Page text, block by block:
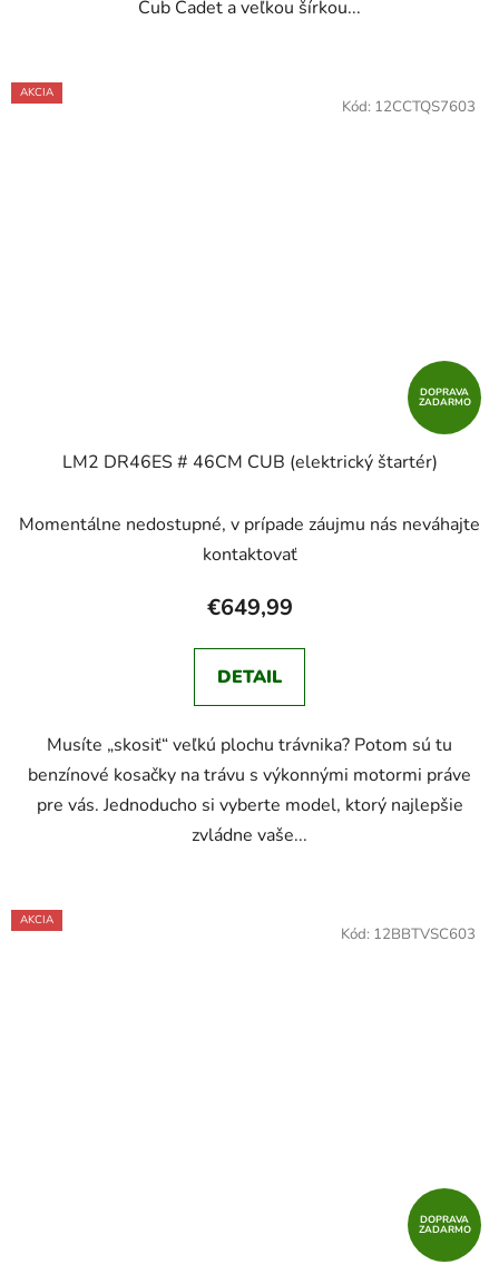
Cub Cadet a veľkou šírkou...
AKCIA
DOPRAVA
ZADARMO
LM2 DR46ES # 46CM CUB (elektrický štartér)
Momentálne nedostupné, v prípade záujmu nás neváhajte
kontaktovať
€649,99
DETAIL
Musíte „skosiť“ veľkú plochu trávnika? Potom sú tu
benzínové kosačky na trávu s výkonnými motormi práve
pre vás. Jednoducho si vyberte model, ktorý najlepšie
zvládne vaše...
Kód: 12CCTQS7603
AKCIA
DOPRAVA
ZADARMO
Kód: 12BBTVSC603